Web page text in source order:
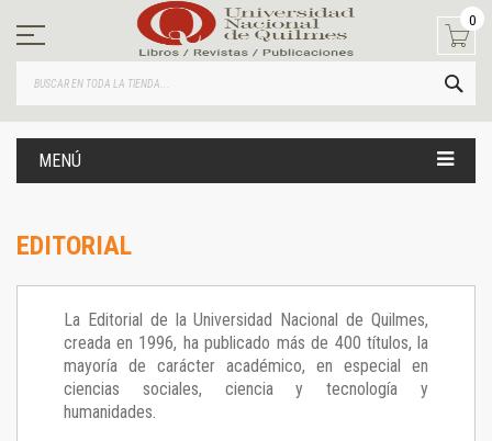
contenido
0
MENÚ
EDITORIAL
La Editorial de la Universidad Nacional de Quilmes,
creada en 1996, ha publicado más de 400 títulos, la
mayoría de carácter académico, en especial en
ciencias sociales, ciencia y tecnología y
humanidades.